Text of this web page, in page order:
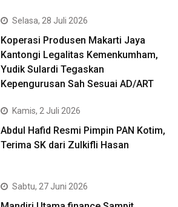
Selasa, 28 Juli 2026
Koperasi Produsen Makarti Jaya
Kantongi Legalitas Kemenkumham,
Yudik Sulardi Tegaskan
Kepengurusan Sah Sesuai AD/ART
Kamis, 2 Juli 2026
Abdul Hafid Resmi Pimpin PAN Kotim,
Terima SK dari Zulkifli Hasan
Sabtu, 27 Juni 2026